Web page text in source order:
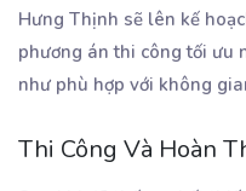
Hưng Thịnh sẽ lên kế
phương án thi công tối ưu
như phù hợp với không
Thi Công Và Hoàn